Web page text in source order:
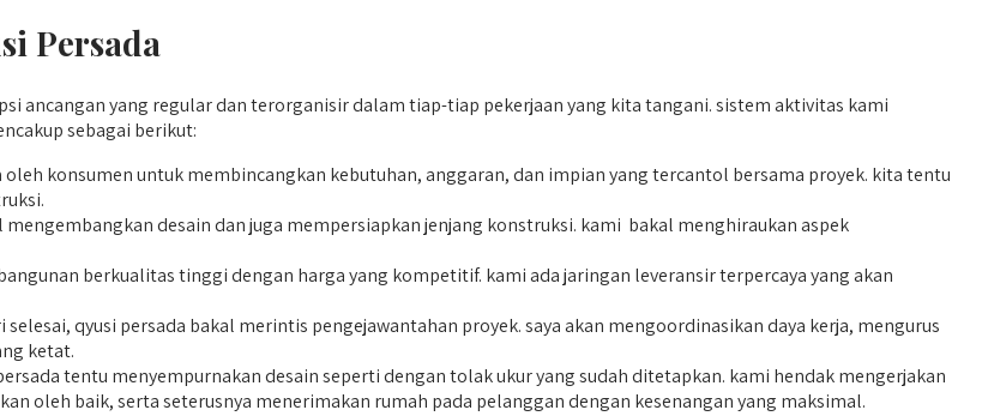
Persada
ancangan yang regular dan terorganisir dalam tiap-tiap pekerjaan yang kita tangani. sistem aktivitas kami
sebagai berikut:
konsumen untuk membincangkan kebutuhan, anggaran, dan impian yang tercantol bersama proyek. kita tentu
mengembangkan desain dan juga mempersiapkan jenjang konstruksi. kami bakal menghiraukan aspek
berkualitas tinggi dengan harga yang kompetitif. kami ada jaringan leveransir terpercaya yang akan
qyusi persada bakal merintis pengejawantahan proyek. saya akan mengoordinasikan daya kerja, mengurus
ketat.
tentu menyempurnakan desain seperti dengan tolak ukur yang sudah ditetapkan. kami hendak mengerjakan
oleh baik, serta seterusnya menerimakan rumah pada pelanggan dengan kesenangan yang maksimal.